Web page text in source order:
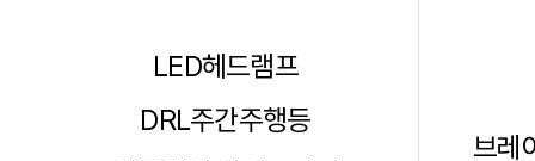
LED헤드램프
DRL주간주행등
브레